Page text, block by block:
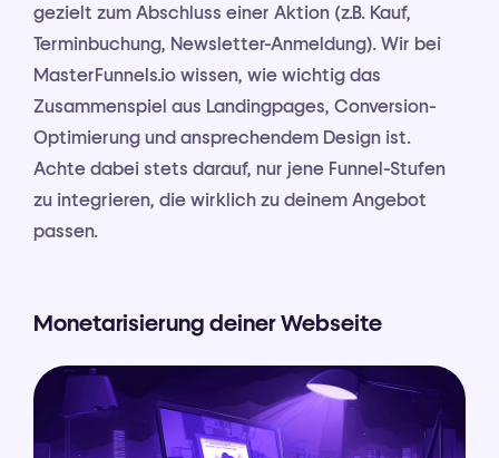
gezielt zum Abschluss einer Aktion (z.B. Kauf,
Terminbuchung, Newsletter-Anmeldung). Wir bei
MasterFunnels.io wissen, wie wichtig das
Zusammenspiel aus Landingpages, Conversion-
Optimierung und ansprechendem Design ist.
Achte dabei stets darauf, nur jene Funnel-Stufen
zu integrieren, die wirklich zu deinem Angebot
passen.
Monetarisierung deiner Webseite